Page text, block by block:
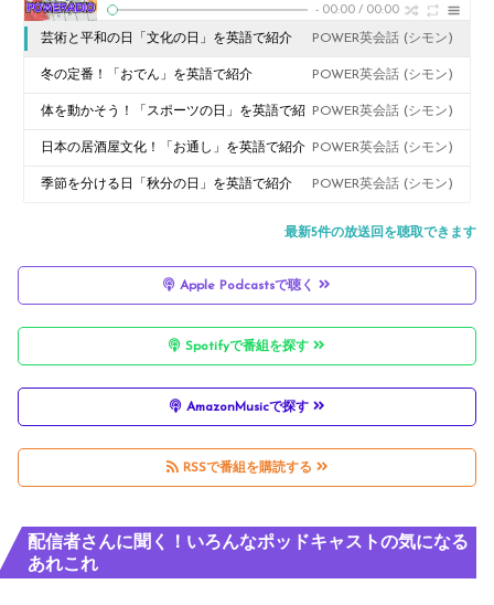
- 00:00 / 00:00
芸術と平和の日「文化の日」を英語で紹介 POWER英会話 (シモン)
冬の定番！「おでん」を英語で紹介 POWER英会話 (シモン)
体を動かそう！「スポーツの日」を英語で紹
介
POWER英会話 (シモン)
日本の居酒屋文化！「お通し」を英語で紹介 POWER英会話 (シモン)
季節を分ける日「秋分の日」を英語で紹介 POWER英会話 (シモン)
最新5件の放送回を聴取できます
Apple Podcastsで聴く
Spotifyで番組を探す
AmazonMusicで探す
RSSで番組を購読する
配信者さんに聞く！いろんなポッドキャストの気になる
あれこれ